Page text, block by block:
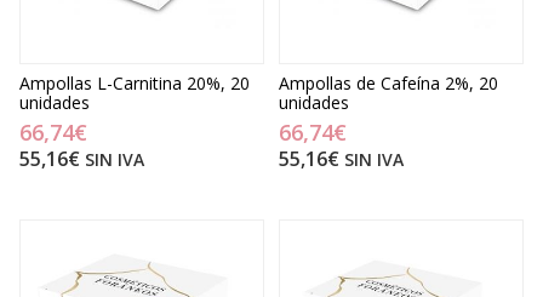
Ampollas L-Carnitina 20%, 20
unidades
66,74€
55,16€ SIN IVA
Ampollas de Cafeína 2%, 20
unidades
66,74€
55,16€ SIN IVA